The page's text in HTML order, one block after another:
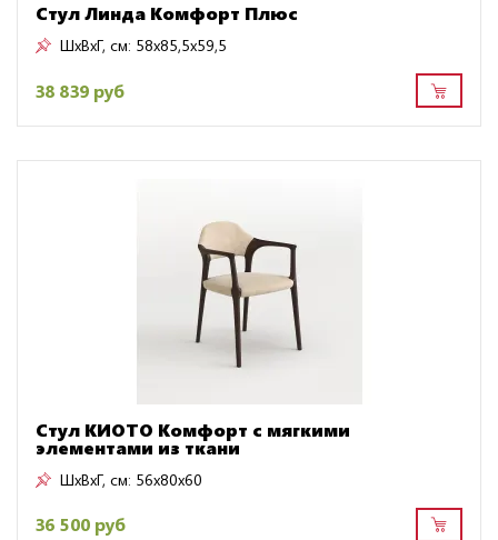
Стул Линда Комфорт Плюс
ШxВxГ, см: 58x85,5x59,5
38 839 руб
Стул КИОТО Комфорт с мягкими
элементами из ткани
ШxВxГ, см: 56x80x60
36 500 руб